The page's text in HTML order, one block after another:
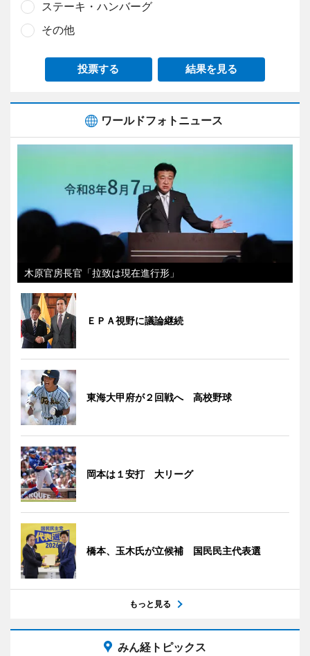
ステーキ・ハンバーグ
その他
投票する 結果を見る
ワールドフォトニュース
木原官房長官「拉致は現在進行形」
ＥＰＡ視野に議論継続
東海大甲府が２回戦へ 高校野球
岡本は１安打 大リーグ
橋本、玉木氏が立候補 国民民主代表選
もっと見る
みん経トピックス